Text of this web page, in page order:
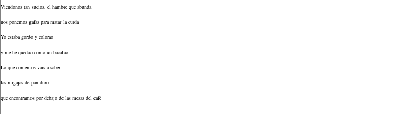
Viendonos tan sucios, el hambre que abunda
nos ponemos gafas para matar la curda
Yo estaba gordo y colorao
y me he quedao como un bacalao
Lo que comemos vais a saber
las migajas de pan duro
que encontramos por debajo de las mesas del café